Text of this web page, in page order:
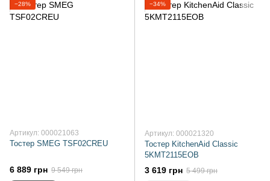
−28%
Артикул: 000021063
Тостер SMEG TSF02CREU
6 889 грн 9 549 грн
−34%
Артикул: 000021320
Тостер KitchenAid Classic
5KMT2115EOB
3 619 грн 5 499 грн